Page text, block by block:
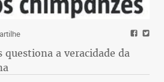
a veracidade da